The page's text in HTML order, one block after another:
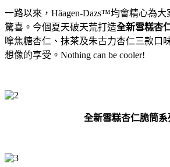
一路以來， Häagen-Dazs™均會精心為大
驚喜。 今個夏天破天荒打造全新雪糕杏
嗱焦糖杏仁、抹茶及朱古力杏仁三款口
想像的享受。 Nothing can be cooler!
全新雪糕杏仁脆筒系